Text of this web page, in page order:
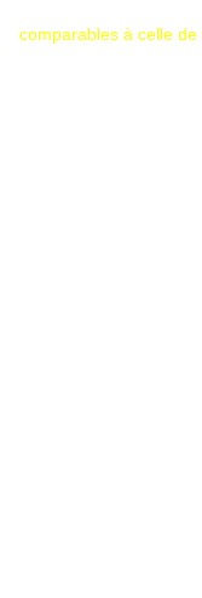
comparables à celle